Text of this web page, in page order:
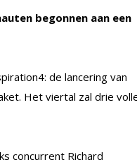
begonnen aan een
de lancering van
Het viertal zal drie
concurrent Richard